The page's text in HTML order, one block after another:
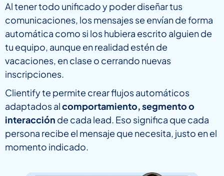
Al tener todo unificado y poder diseñar tus
comunicaciones, los mensajes se envían de forma
automática como si los hubiera escrito alguien de
tu equipo, aunque en realidad estén de
vacaciones, en clase o cerrando nuevas
inscripciones.
Clientify te permite crear flujos automáticos
adaptados alcomportamiento, segmento o
interacción de cada lead. Eso significa que cada
persona recibe el mensaje que necesita, justo en el
momento indicado.